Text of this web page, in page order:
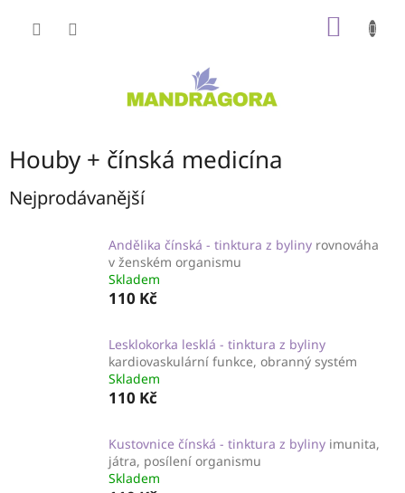
Houby + čínská medicína
Nejprodávanější
Andělika čínská - tinktura z byliny rovnováha
v ženském organismu
Skladem
110 Kč
Lesklokorka lesklá - tinktura z byliny
kardiovaskulární funkce, obranný systém
Skladem
110 Kč
Kustovnice čínská - tinktura z byliny imunita,
játra, posílení organismu
Skladem